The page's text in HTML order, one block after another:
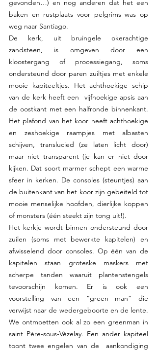
gevonden…) en nog anderen dat het een
baken en rustplaats voor pelgrims was op
weg naar Santiago.
De kerk, uit bruingele okerachtige
zandsteen, is omgeven door een
kloostergang of processiegang, soms
ondersteund door paren zuiltjes met enkele
mooie kapiteeltjes. Het achthoekige schip
van de kerk heeft een  vijfhoekige apsis aan
de oostkant met een halfronde binnenkant.
Het plafond van het koor heeft achthoekige
en zeshoekige raampjes met albasten
schijven, translucied (ze laten licht door)
maar niet transparent (je kan er niet door
kijken. Dat soort marmer schept een warme
sfeer in kerken. De consoles (steuntjes) aan
de buitenkant van het koor zijn gebeiteld tot
mooie menselijke hoofden, dierlijke koppen
of monsters (één steekt zijn tong uit!).
Het kerkje wordt binnen ondersteund door
zuilen (soms met bewerkte kapitelen) en
afwisselend door consoles. Op één van de
kapitelen staan groteske maskers met
scherpe tanden waaruit plantenstengels
tevoorschijn komen. Er is ook een
voorstelling van een “green man” die
verwijst naar de wedergeboorte en de lente.
We ontmoetten ook al zo een greenman in
saint Père-sous-Vézelay. Een ander kapiteel
toont twee engelen van de  aankondiging